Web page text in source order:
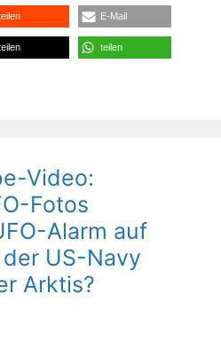
E-Mail
teilen
Video:
Fotos
Alarm auf
US-Navy
Arktis?